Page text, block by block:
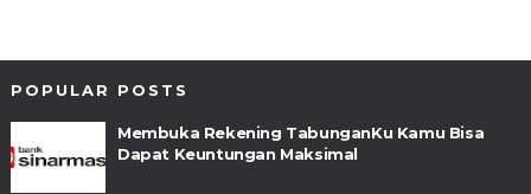
POPULAR POSTS
Membuka Rekening TabunganKu Kamu Bisa
Dapat Keuntungan Maksimal